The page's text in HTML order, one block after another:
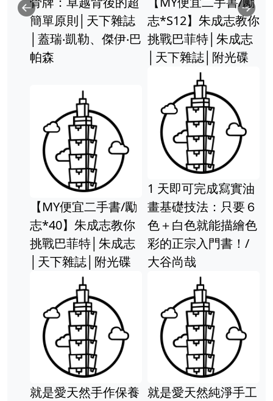
朱成志教你
特│朱成志
│附光碟
完成寫實油
法：只要６
就能描繪色
入門書！/
然純淨手工
親子天下 最棒的禮
物(單本) 賴馬暢銷繪
本 親子共讀 最棒的
禮物 附「中英雙
語」劇場版故事CD
全新
[全新]神
3：誰需
親子天
親子天下 神奇柑仔
店2：我不想吃音樂
果 廣嶋玲子 有注音
全新
平裝本出
(5)：組
總是配
Previous